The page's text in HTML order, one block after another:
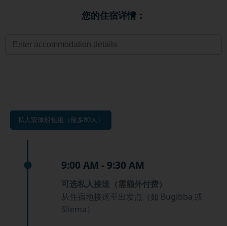
您的住宿详情：
私人双体船包租（最多80人）
9:00 AM - 9:30 AM
可选私人接送（需额外付费）
从住宿地接送至出发点（如 Bugibba 或
Sliema）